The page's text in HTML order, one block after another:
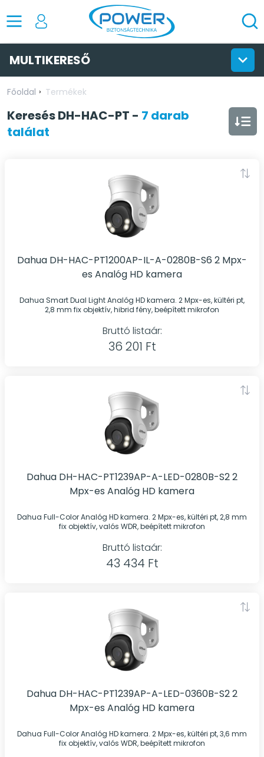
MULTIKERESŐ
Főoldal Termékek
KeresésDH-HAC-PT - 7 darab
találat
Dahua DH-HAC-PT1200AP-IL-A-0280B-S6 2 Mpx-
es Analóg HD kamera
Dahua Smart Dual Light Analóg HD kamera. 2 Mpx-es, kültéri pt,
2,8 mm fix objektív, hibrid fény, beépített mikrofon
Bruttó listaár:
36 201 Ft
Dahua DH-HAC-PT1239AP-A-LED-0280B-S2 2
Mpx-es Analóg HD kamera
Dahua Full-Color Analóg HD kamera. 2 Mpx-es, kültéri pt, 2,8 mm
fix objektív, valós WDR, beépített mikrofon
Bruttó listaár:
43 434 Ft
Dahua DH-HAC-PT1239AP-A-LED-0360B-S2 2
Mpx-es Analóg HD kamera
Dahua Full-Color Analóg HD kamera. 2 Mpx-es, kültéri pt, 3,6 mm
fix objektív, valós WDR, beépített mikrofon